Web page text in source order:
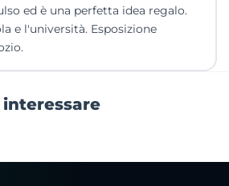
ed è una perfetta idea regalo.
e l'università. Esposizione